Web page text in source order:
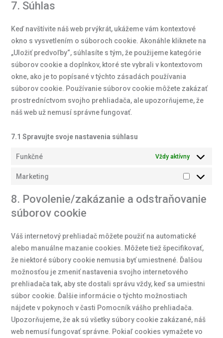
7. Súhlas
Keď navštívite náš web prvýkrát, ukážeme vám kontextové
okno s vysvetlením o súboroch cookie. Akonáhle kliknete na
„Uložiť predvoľby“, súhlasíte s tým, že použijeme kategórie
súborov cookie a doplnkov, ktoré ste vybrali v kontextovom
okne, ako je to popísané v týchto zásadách používania
súborov cookie. Používanie súborov cookie môžete zakázať
prostredníctvom svojho prehliadača, ale upozorňujeme, že
náš web už nemusí správne fungovať.
7.1 Spravujte svoje nastavenia súhlasu
Funkčné Vždy aktívny
Marketing
8. Povolenie/zakázanie a odstraňovanie
súborov cookie
Váš internetový prehliadač môžete použiť na automatické
alebo manuálne mazanie cookies. Môžete tiež špecifikovať,
že niektoré súbory cookie nemusia byť umiestnené. Ďalšou
možnosťou je zmeniť nastavenia svojho internetového
prehliadača tak, aby ste dostali správu vždy, keď sa umiestni
súbor cookie. Ďalšie informácie o týchto možnostiach
nájdete v pokynoch v časti Pomocník vášho prehliadača.
Upozorňujeme, že ak sú všetky súbory cookie zakázané, náš
web nemusí fungovať správne. Pokiaľ cookies vymažete vo